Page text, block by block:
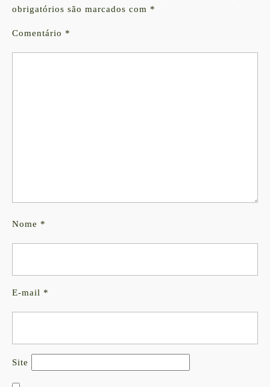
obrigatórios são marcados com *
Comentário *
Nome *
E-mail *
Site